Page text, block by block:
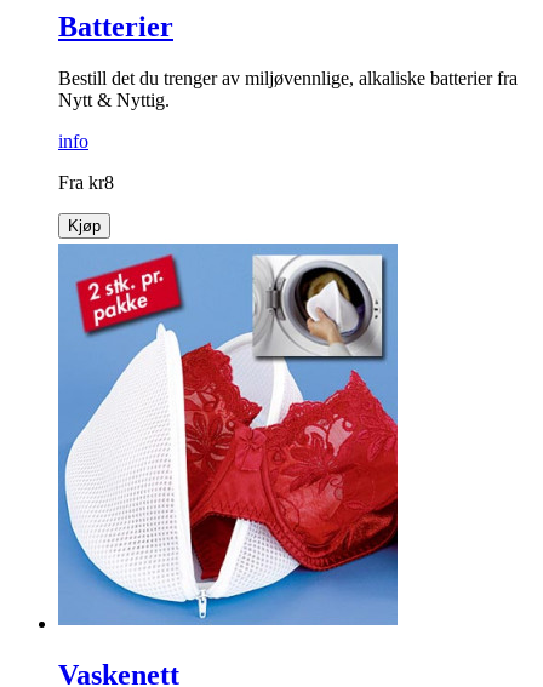
Batterier
Bestill det du trenger av miljøvennlige, alkaliske batterier fra
Nytt & Nyttig.
info
Fra kr8
Kjøp
Vaskenett